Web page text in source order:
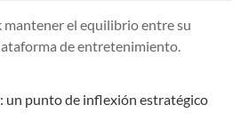
mantener el equilibrio entre su
de entretenimiento.
un punto de inflexión estratégico